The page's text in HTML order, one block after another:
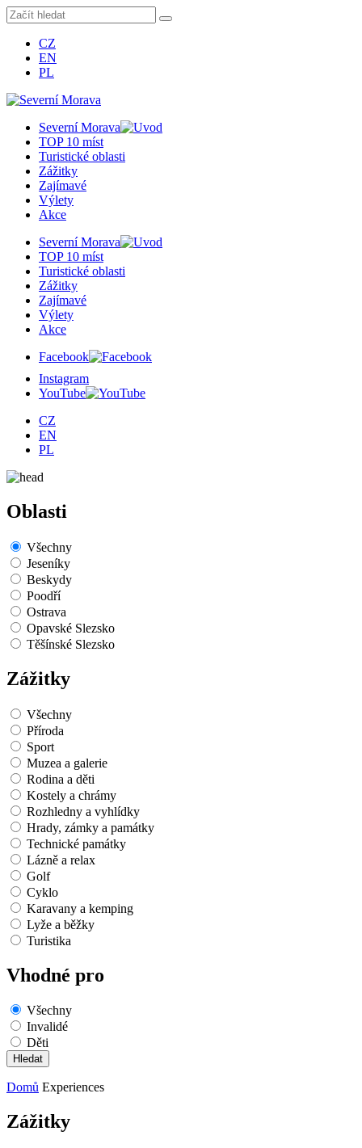
CZ
EN
PL
Severní Morava
TOP 10 míst
Turistické oblasti
Zážitky
Zajímavé
Výlety
Akce
Severní Morava
TOP 10 míst
Turistické oblasti
Zážitky
Zajímavé
Výlety
Akce
Facebook
Instagram
YouTube
CZ
EN
PL
Oblasti
Všechny
Jeseníky
Beskydy
Poodří
Ostrava
Opavské Slezsko
Těšínské Slezsko
Zážitky
Všechny
Příroda
Sport
Muzea a galerie
Rodina a děti
Kostely a chrámy
Rozhledny a vyhlídky
Hrady, zámky a památky
Technické památky
Lázně a relax
Golf
Cyklo
Karavany a kemping
Lyže a běžky
Turistika
Vhodné pro
Všechny
Invalidé
Děti
Domů Experiences
Zážitky